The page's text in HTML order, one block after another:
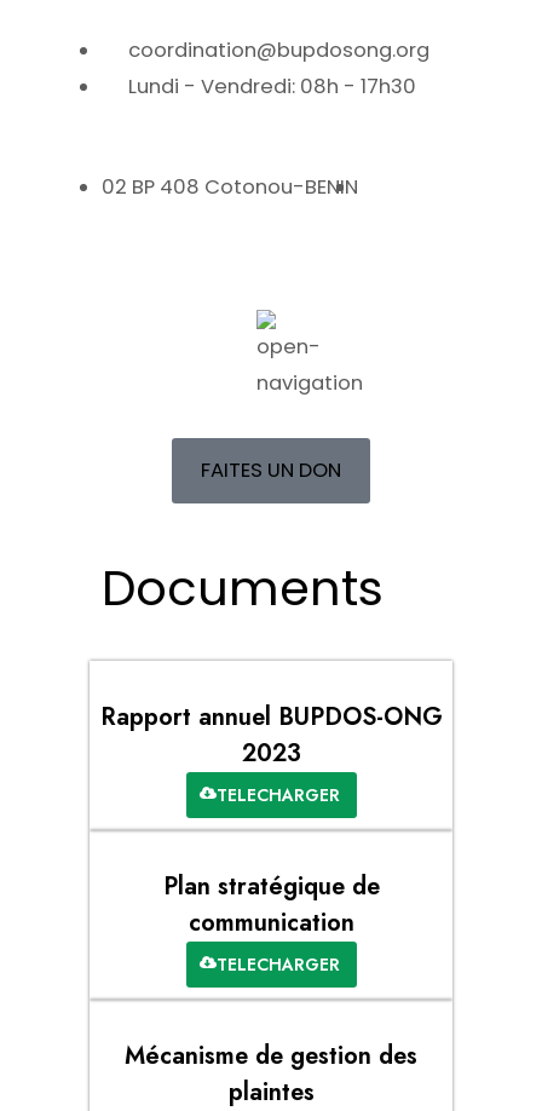
coordination@bupdosong.org
Lundi - Vendredi: 08h - 17h30
02 BP 408 Cotonou-BENIN
FAITES UN DON
Documents
Rapport annuel BUPDOS-ONG
2023
TELECHARGER
Plan stratégique de
communication
TELECHARGER
Mécanisme de gestion des
plaintes